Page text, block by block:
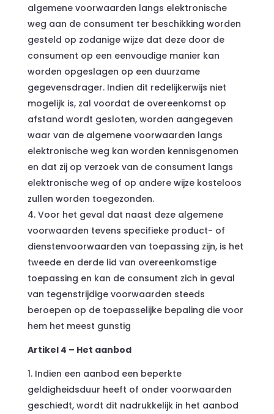
algemene voorwaarden langs elektronische
weg aan de consument ter beschikking worden
gesteld op zodanige wijze dat deze door de
consument op een eenvoudige manier kan
worden opgeslagen op een duurzame
gegevensdrager. Indien dit redelijkerwijs niet
mogelijk is, zal voordat de overeenkomst op
afstand wordt gesloten, worden aangegeven
waar van de algemene voorwaarden langs
elektronische weg kan worden kennisgenomen
en dat zij op verzoek van de consument langs
elektronische weg of op andere wijze kosteloos
zullen worden toegezonden.
Voor het geval dat naast deze algemene
voorwaarden tevens specifieke product- of
dienstenvoorwaarden van toepassing zijn, is het
tweede en derde lid van overeenkomstige
toepassing en kan de consument zich in geval
van tegenstrijdige voorwaarden steeds
beroepen op de toepasselijke bepaling die voor
hem het meest gunstig
Artikel 4 – Het aanbod
Indien een aanbod een beperkte
geldigheidsduur heeft of onder voorwaarden
geschiedt, wordt dit nadrukkelijk in het aanbod